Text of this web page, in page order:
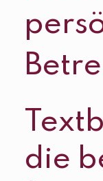
die